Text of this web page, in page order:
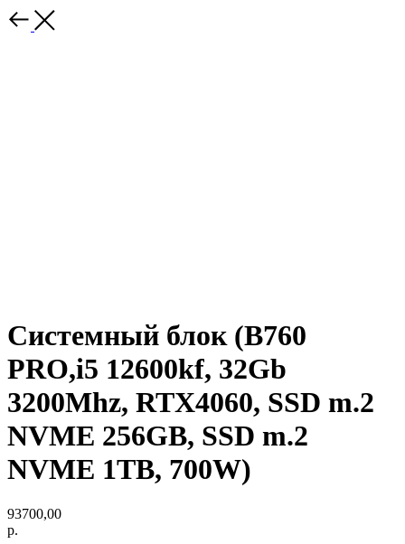
Системный блок (B760
PRO,i5 12600kf, 32Gb
3200Mhz, RTX4060, SSD m.2
NVME 256GB, SSD m.2
NVME 1TB, 700W)
93700,00
р.